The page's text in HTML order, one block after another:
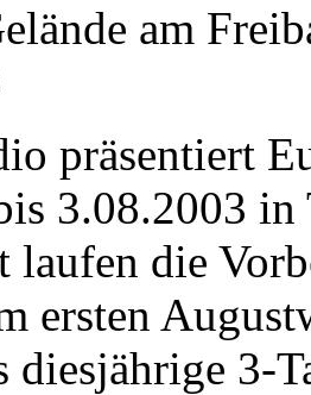
am
präsentiert
3.08.2003 in
laufen die
ersten
diesjährige 3-